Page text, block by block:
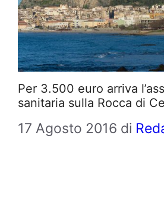
Per 3.500 euro arriva
sanitaria sulla Rocca di
17 Agosto 2016 di